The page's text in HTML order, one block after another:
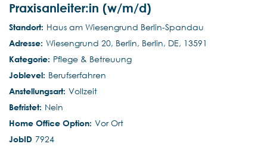
Praxisanleiter:in (w/m/d)
Haus am Wiesengrund Berlin-Spandau
Wiesengrund 20, Berlin, Berlin, DE, 13591
Pflege & Betreuung
Berufserfahren
Vollzeit
Nein
Vor Ort
7924